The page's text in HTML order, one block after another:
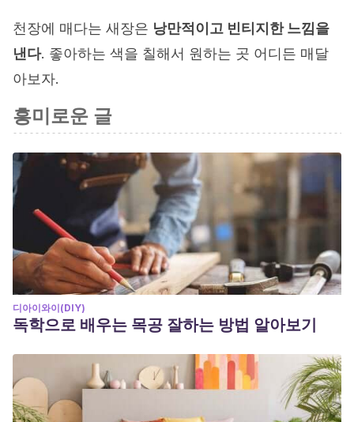
천장에 매다는 새장은 낭만적이고 빈티지한 느낌을
낸다. 좋아하는 색을 칠해서 원하는 곳 어디든 매달
아보자.
흥미로운 글
디아이와이(DIY)
독학으로 배우는 목공 잘하는 방법 알아보기